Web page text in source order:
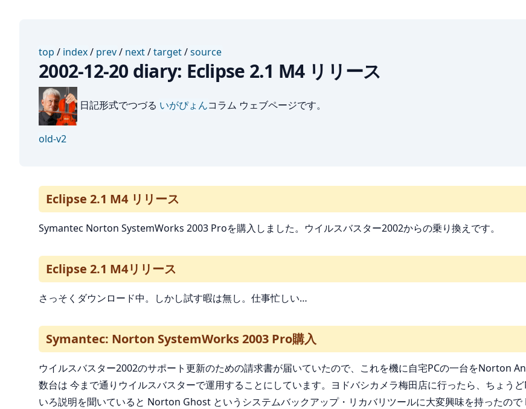
top / index/ prev/ next/target/source
2002-12-20 diary: Eclipse 2.1 M4 リリース
日記形式でつづる いがぴょんコラム ウェブページです。
old-v2
Eclipse 2.1 M4 リリース
Symantec Norton SystemWorks 2003 Proを購入しました。ウイルスバスター2002からの乗り換えです。
Eclipse 2.1 M4リリース
さっそくダウンロード中。しかし試す暇は無し。仕事忙しい…
Symantec: Norton SystemWorks 2003 Pro購入
ウイルスバスター2002のサポート更新のための請求書が届いていたので、これを機に自宅PCの一台をNorton
数台は 今まで通りウイルスバスターで運用することにしています。ヨドバシカメラ梅田店に行ったら、ちょう
いろ説明を聞いていると Norton Ghost というシステムバックアップ・リカバリツールに大変興味を持ったの